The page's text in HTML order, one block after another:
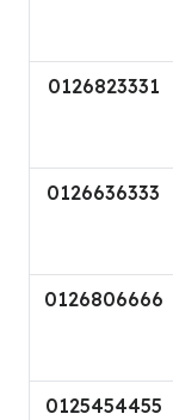
0126823331
0126636333
0126806666
0125454455